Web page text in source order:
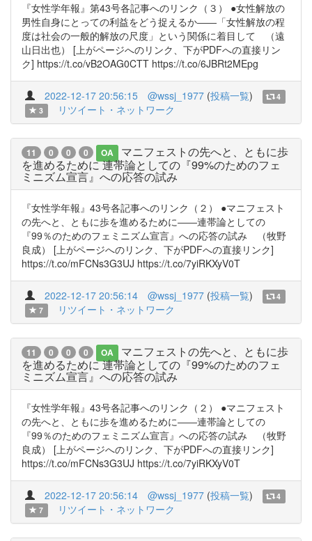
『女性学年報』第43号各記事へのリンク（３） ●女性解放の
男性自身にとっての利益をどう捉えるか――「女性解放の程
度は社会の一般的解放の尺度」という関係に着目して （遠
山日出也） [上がページへのリンク、下がPDFへの直接リン
ク] https://t.co/vB2OAG0CTT https://t.co/6JBRt2MEpg
2022-12-17 20:56:15 @wssj_1977 (投稿一覧)
4
3
リツイート・ネットワーク
11 0 0 0 OA
マニフェストの先へと、ともに歩
を進めるために 連帯論としての『99%のためのフェ
ミニズム宣言』への応答の試み
『女性学年報』43号各記事へのリンク（２） ●マニフェスト
の先へと、ともに歩を進めるために――連帯論としての
『99％のためのフェミニズム宣言』への応答の試み （牧野
良成） [上がページへのリンク、下がPDFへの直接リンク]
https://t.co/mFCNs3G3UJ https://t.co/7yiRKXyV0T
2022-12-17 20:56:14 @wssj_1977 (投稿一覧)
4
7
リツイート・ネットワーク
11 0 0 0 OA
マニフェストの先へと、ともに歩
を進めるために 連帯論としての『99%のためのフェ
ミニズム宣言』への応答の試み
『女性学年報』43号各記事へのリンク（２） ●マニフェスト
の先へと、ともに歩を進めるために――連帯論としての
『99％のためのフェミニズム宣言』への応答の試み （牧野
良成） [上がページへのリンク、下がPDFへの直接リンク]
https://t.co/mFCNs3G3UJ https://t.co/7yiRKXyV0T
2022-12-17 20:56:14 @wssj_1977 (投稿一覧)
4
7
リツイート・ネットワーク